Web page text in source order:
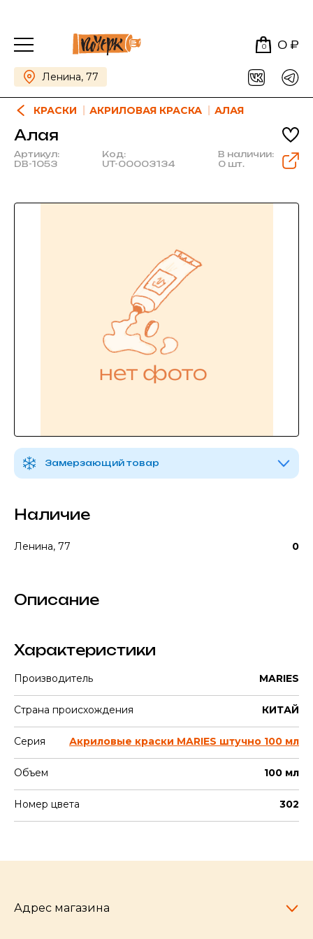
0 0 ₽
Ленина, 77
КРАСКИ АКРИЛОВАЯ КРАСКА АЛАЯ
Алая
Артикул:
DB-1053
Код:
UT-00003134
В наличии:
0 шт.
Замерзающий товар
Наличие
Ленина, 77 0
Описание
Характеристики
Производитель MARIES
Страна происхождения КИТАЙ
Серия Акриловые краски MARIES штучно 100 мл
Объем 100 мл
Номер цвета 302
Адрес магазина